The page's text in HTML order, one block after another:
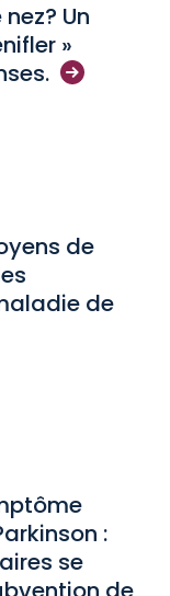
Un
»
de
de
:
se